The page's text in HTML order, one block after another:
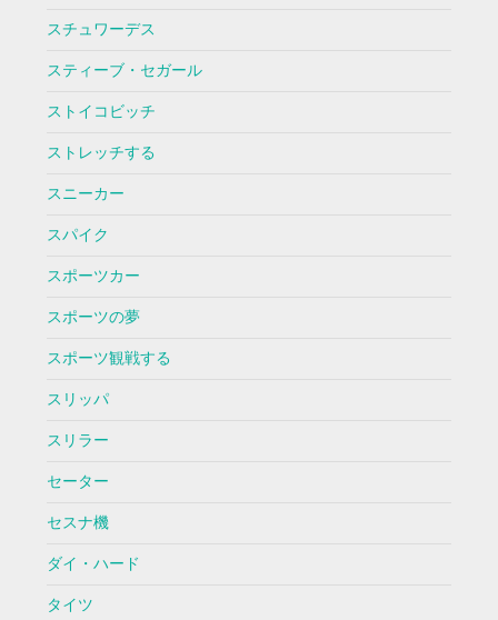
スチュワーデス
スティーブ・セガール
ストイコビッチ
ストレッチする
スニーカー
スパイク
スポーツカー
スポーツの夢
スポーツ観戦する
スリッパ
スリラー
セーター
セスナ機
ダイ・ハード
タイツ